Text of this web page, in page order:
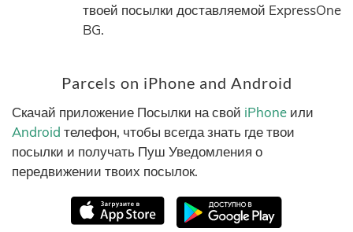
твоей посылки доставляемой ExpressOne
BG.
Parcels on iPhone and Android
Скачай приложение Посылки на свой iPhone или
Android телефон, чтобы всегда знать где твои
посылки и получать Пуш Уведомления о
передвижении твоих посылок.